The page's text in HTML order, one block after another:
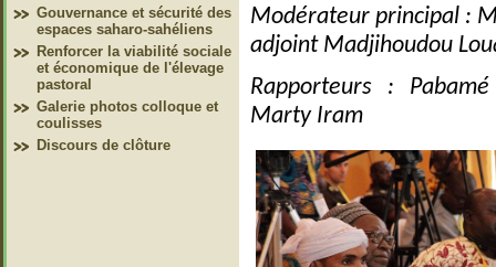
Gouvernance et sécurité des
espaces saharo-sahéliens
Renforcer la viabilité sociale
et économique de l'élevage
pastoral
Galerie photos colloque et
coulisses
Discours de clôture
Modérateur principal :
adjoint Madjihoudou
Rapporteurs :
Marty Iram